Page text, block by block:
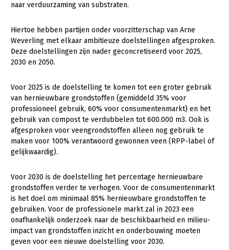
Kalverhouderij
Konijnenhouderij
Melkveehouderij
Paardenhouderij
Pluimveehouderij
Schapenhouderij
Varkenshouderij
Vleesveehouderij
Biologische Landbouw
Bollenteelt
Bomen, vaste planten en zomerbloemen
Fruitteelt
Glastuinbouw
Paddenstoelen
Vollegrondsgroente
Multifunctioneel
Vrouw en Bedrijf
Nieuws
Nieuwsabonnement
Over LTO
LTO Nederland
Mensen
Bestuur en Directie
Medewerkers
Vakgroepbestuurders
Jaarverslag 2023
Vacatures
Pers
Contact
naar verduurzaming van substraten.
Hiertoe hebben partijen onder voorzitterschap van Arne
Weverling met elkaar ambitieuze doelstellingen afgesproken.
Deze doelstellingen zijn nader geconcretiseerd voor 2025,
2030 en 2050.
Voor 2025 is de doelstelling te komen tot een groter gebruik
van hernieuwbare grondstoffen (gemiddeld 35% voor
professioneel gebruik, 60% voor consumentenmarkt) en het
gebruik van compost te verdubbelen tot 600.000 m3. Ook is
afgesproken voor veengrondstoffen alleen nog gebruik te
maken voor 100% verantwoord gewonnen veen (RPP-label of
gelijkwaardig).
Voor 2030 is de doelstelling het percentage hernieuwbare
grondstoffen verder te verhogen. Voor de consumentenmarkt
is het doel om minimaal 85% hernieuwbare grondstoffen te
gebruiken. Voor de professionele markt zal in 2023 een
onafhankelijk onderzoek naar de beschikbaarheid en milieu-
impact van grondstoffen inzicht en onderbouwing moeten
geven voor een nieuwe doelstelling voor 2030.